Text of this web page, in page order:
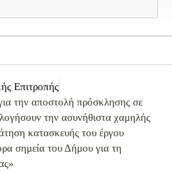
Επιτροπής
την αποστολή πρόσκλησης σε
την ασυνήθιστα χαμηλής
κατασκευής του έργου
σημεία του Δήμου για τη